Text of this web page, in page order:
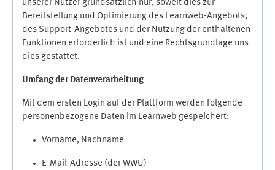
unserer Nutzer grundsätzlich nur, soweit dies zur
Bereitstellung und Optimierung des Learnweb-Angebots,
des Support-Angebotes und der Nutzung der enthaltenen
Funktionen erforderlich ist und eine Rechtsgrundlage uns
dies gestattet.
Umfang der Datenverarbeitung
Mit dem ersten Login auf der Plattform werden folgende
personenbezogene Daten im Learnweb gespeichert:
Vorname, Nachname
E-Mail-Adresse (der WWU)